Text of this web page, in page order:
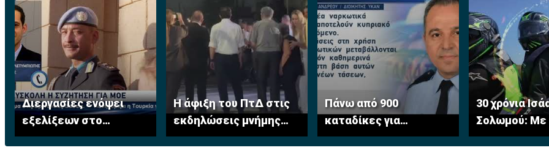
Διεργασίες ενόψει
εξελίξεων στο
Κυπριακό
Η άφιξη του ΠτΔ στις
εκδηλώσεις μνήμης
Ισαάκ-Σολωμού
Πάνω από 900
καταδίκες για
ναρκωτικά το 2025 –
30 χρόνια
Σολωμού: Με
μνήμη για